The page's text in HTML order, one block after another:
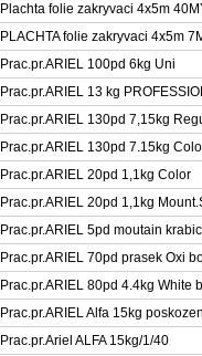
Plachta folie zakryvaci 4x5m
PLACHTA folie zakryvaci 4x5m
Prac.pr.ARIEL 100pd 6kg Uni
Prac.pr.ARIEL 13 kg
Prac.pr.ARIEL 130pd 7,15kg
Prac.pr.ARIEL 130pd 7.15kg
Prac.pr.ARIEL 20pd 1,1kg Color
Prac.pr.ARIEL 20pd 1,1kg
Prac.pr.ARIEL 5pd moutain
Prac.pr.ARIEL 70pd prasek Oxi
Prac.pr.ARIEL 80pd 4.4kg White
Prac.pr.ARIEL Alfa 15kg
Prac.pr.Ariel ALFA 15kg/1/40